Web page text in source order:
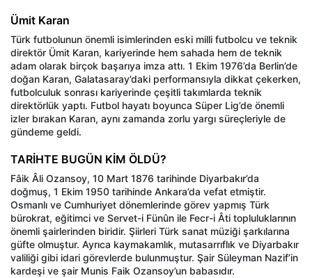
Ümit Karan
Türk futbolunun önemli isimlerinden eski milli futbolcu ve teknik
direktör Ümit Karan, kariyerinde hem sahada hem de teknik
adam olarak birçok başarıya imza attı. 1 Ekim 1976’da Berlin’de
doğan Karan, Galatasaray’daki performansıyla dikkat çekerken,
futbolculuk sonrası kariyerinde çeşitli takımlarda teknik
direktörlük yaptı. Futbol hayatı boyunca Süper Lig’de önemli
izler bırakan Karan, aynı zamanda zorlu yargı süreçleriyle de
gündeme geldi.
TARİHTE BUGÜN KİM ÖLDÜ?
Fâik Âli Ozansoy, 10 Mart 1876 tarihinde Diyarbakır’da
doğmuş, 1 Ekim 1950 tarihinde Ankara’da vefat etmiştir.
Osmanlı ve Cumhuriyet dönemlerinde görev yapmış Türk
bürokrat, eğitimci ve Servet-i Fünûn ile Fecr-i Âti topluluklarının
önemli şairlerinden biridir. Şiirleri Türk sanat müziği şarkılarına
güfte olmuştur. Ayrıca kaymakamlık, mutasarrıflık ve Diyarbakır
valiliği gibi idari görevlerde bulunmuştur. Şair Süleyman Nazif’in
kardeşi ve şair Munis Faik Ozansoy’un babasıdır.